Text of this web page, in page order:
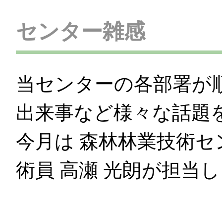
センター雑感
当センターの各部署が
出来事など様々な話題
今月は 森林林業技術
術員 高瀬 光朗が担当